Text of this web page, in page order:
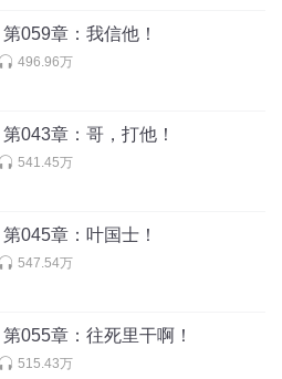
第059章：我信他！
496.96万
第043章：哥，打他！
541.45万
第045章：叶国士！
547.54万
第055章：往死里干啊！
515.43万